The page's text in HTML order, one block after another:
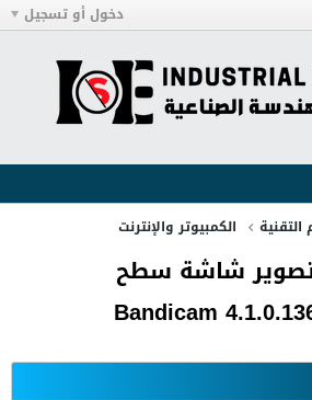
دخول أو تسجيل
التقنية الكمبيوتر والإنترنت
شاشة سطح